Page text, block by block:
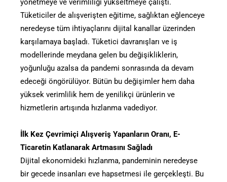
yönetmeye ve verimliliği yükseltmeye çalıştı.
Tüketiciler de alışverişten eğitime, sağlıktan eğlenceye
neredeyse tüm ihtiyaçlarını dijital kanallar üzerinden
karşılamaya başladı. Tüketici davranışları ve iş
modellerinde meydana gelen bu değişikliklerin,
yoğunluğu azalsa da pandemi sonrasında da devam
edeceği öngörülüyor. Bütün bu değişimler hem daha
yüksek verimlilik hem de yenilikçi ürünlerin ve
hizmetlerin artışında hızlanma vadediyor.
İlk Kez Çevrimiçi Alışveriş Yapanların Oranı, E-
Ticaretin Katlanarak Artmasını Sağladı
Dijital ekonomideki hızlanma, pandeminin neredeyse
bir gecede insanları eve hapsetmesi ile gerçekleşti. Bu